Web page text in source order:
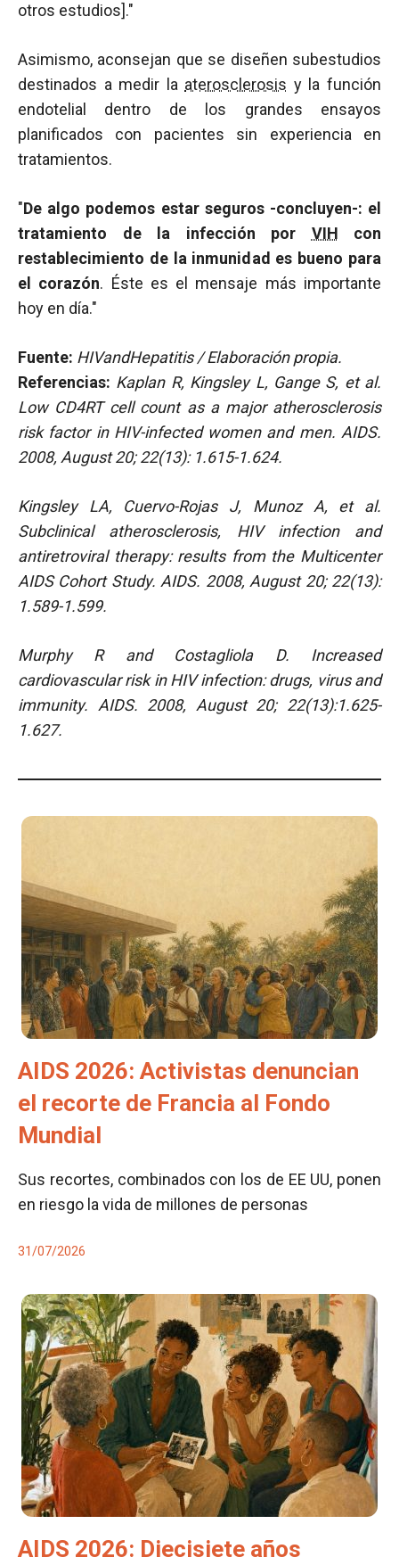
otros estudios]."
Asimismo, aconsejan que se diseñen subestudios
destinados a medir la aterosclerosis y la función
endotelial dentro de los grandes ensayos
planificados con pacientes sin experiencia en
tratamientos.
"De algo podemos estar seguros -concluyen-: el
tratamiento de la infección por VIH con
restablecimiento de la inmunidad es bueno para
el corazón. Éste es el mensaje más importante
hoy en día."
Fuente: HIVandHepatitis / Elaboración propia.
Referencias: Kaplan R, Kingsley L, Gange S, et al.
Low CD4RT cell count as a major atherosclerosis
risk factor in HIV-infected women and men. AIDS.
2008, August 20; 22(13): 1.615-1.624.
Kingsley LA, Cuervo-Rojas J, Munoz A, et al.
Subclinical atherosclerosis, HIV infection and
antiretroviral therapy: results from the Multicenter
AIDS Cohort Study. AIDS. 2008, August 20; 22(13):
1.589-1.599.
Murphy R and Costagliola D. Increased
cardiovascular risk in HIV infection: drugs, virus and
immunity. AIDS. 2008, August 20; 22(13):1.625-
1.627.
AIDS 2026: Activistas denuncian
el recorte de Francia al Fondo
Mundial
Sus recortes, combinados con los de EE UU, ponen
en riesgo la vida de millones de personas
31/07/2026
AIDS 2026: Diecisiete años